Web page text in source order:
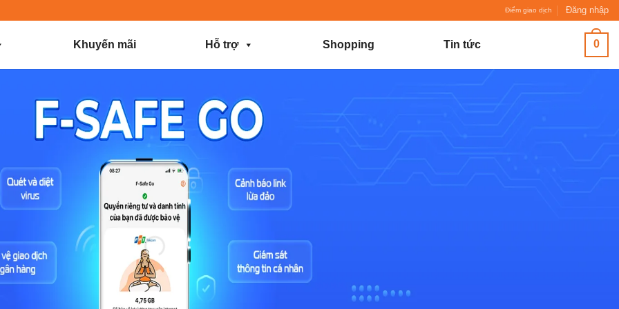
Điểm giao dịch Đăng nhập
Khuyến mãi Hỗ trợ Shopping Tin tức 0